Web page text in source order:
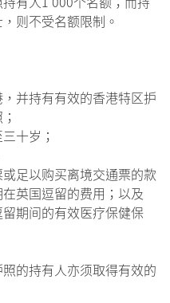
则不受名额限制。
并持有有效的香港特区护
十岁；
足以购买离境交通票的款
英国逗留的费用；以及
期间的有效医疗保健保
的持有人亦须取得有效的